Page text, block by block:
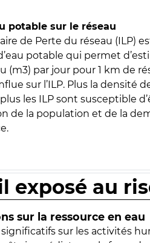
potable sur le réseau
de Perte du réseau (ILP)
potable qui permet
(m3) par jour pour 1 km de
sur l’ILP. Plus la densité
les ILP sont susceptible
de la population et de la
exposé au
sur la ressource en eau
sur les activités